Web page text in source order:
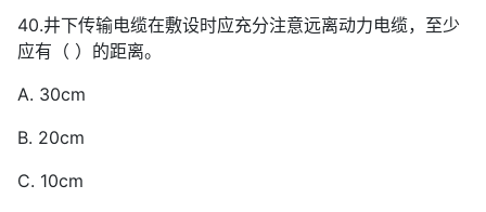
40.井下传输电缆在敷设时应充分注意远离动力电缆，至少
应有（ ）的距离。
A. 30cm
B. 20cm
C. 10cm